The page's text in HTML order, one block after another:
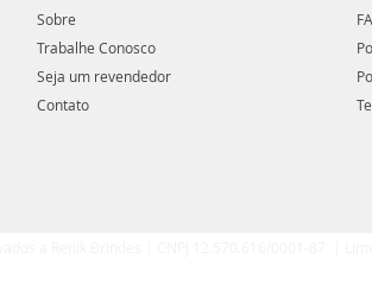
Sobre
Trabalhe Conosco
Seja um revendedor
Contato